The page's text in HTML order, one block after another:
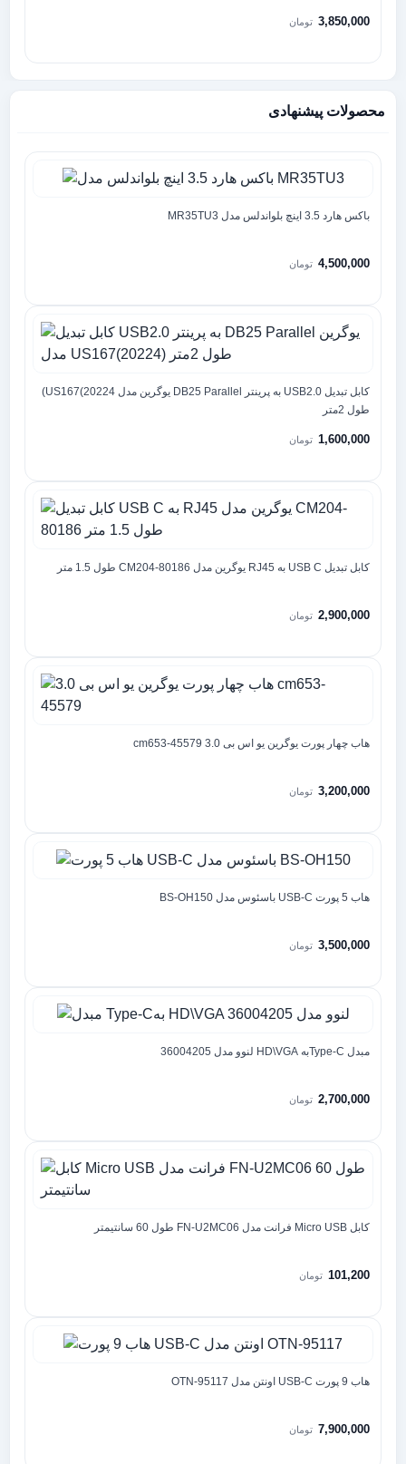
3,850,000 تومان
محصولات پیشنهادی
باکس هارد 3.5 اینچ بلواندلس مدل MR35TU3
4,500,000 تومان
کابل تبدیل USB2.0 به پرینتر DB25 Parallel یوگرین مدل US167(20224)
طول 2متر
1,600,000 تومان
کابل تبدیل USB C به RJ45 یوگرین مدل CM204-80186 طول 1.5 متر
2,900,000 تومان
هاب چهار پورت یوگرین یو اس بی 3.0 cm653-45579
3,200,000 تومان
هاب 5 پورت USB-C باسئوس مدل BS-OH150
3,500,000 تومان
مبدل Type-Cبه HD\VGA لنوو مدل 36004205
2,700,000 تومان
کابل Micro USB فرانت مدل FN-U2MC06 طول 60 سانتیمتر
101,200 تومان
هاب 9 پورت USB-C اونتن مدل OTN-95117
7,900,000 تومان